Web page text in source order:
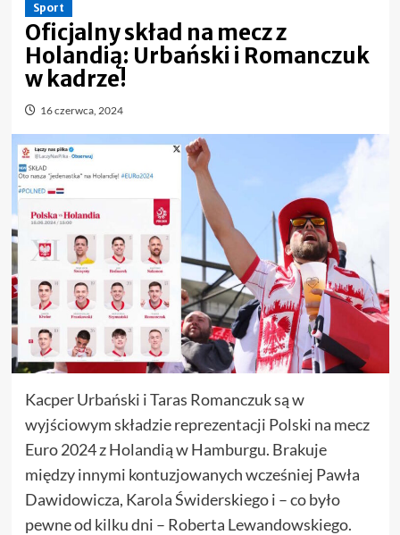
Sport
Oficjalny skład na mecz z
Holandią: Urbański i Romanczuk
w kadrze!
16 czerwca, 2024
Kacper Urbański i Taras Romanczuk są w
wyjściowym składzie reprezentacji Polski na mecz
Euro 2024 z Holandią w Hamburgu. Brakuje
między innymi kontuzjowanych wcześniej Pawła
Dawidowicza, Karola Świderskiego i – co było
pewne od kilku dni – Roberta Lewandowskiego.